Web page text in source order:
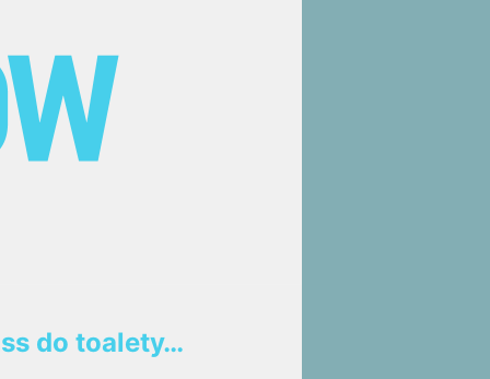
do toalety…